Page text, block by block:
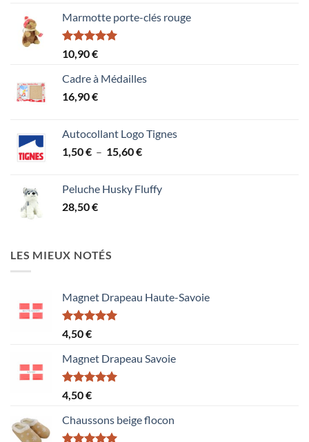
5Marmotte porte-clés rouge
Note5.00
sur 5
10,90€
Cadre à Médailles
16,90€
Autocollant Logo Tignes
1,50€ – 15,60€Plage
1,50 €
Peluche Husky Fluffy
28,50€
LES MIEUX NOTÉS
Magnet Drapeau Haute-Savoie
Note5.00
sur 5
4,50€
Magnet Drapeau Savoie
Note5.00
sur 5
4,50€
Chaussons beige flocon